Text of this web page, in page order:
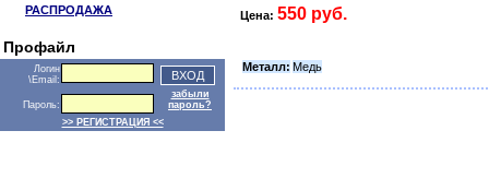
РАСПРОДАЖА
Профайл
Логин
\Email:
Пароль:
забыли
пароль?
>> РЕГИСТРАЦИЯ <<
Цена: 550 руб.
Металл: Медь